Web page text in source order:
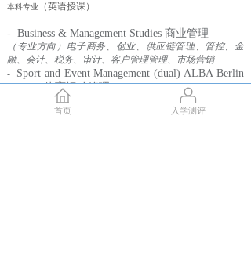
本科专业
（英语授课）
- Business & Management Studies 商业管理
（专业方向）电子商务、创业、供应链管理、管控、金
融、会计、税务、审计、客户管理管理、市场营销
- Sport and Event Management (dual) ALBA Berlin
College 体育运动管理
（德语授课）
首页 入学测评